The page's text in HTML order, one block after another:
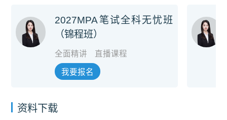
2027MPA笔试全科无忧班
（锦程班）
全面精讲 直播课程
我要报名
资料下载